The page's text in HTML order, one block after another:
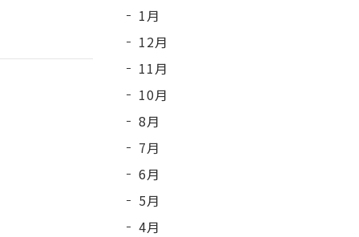
1月
12月
11月
10月
8月
7月
6月
5月
4月